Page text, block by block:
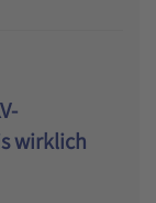
wirklich